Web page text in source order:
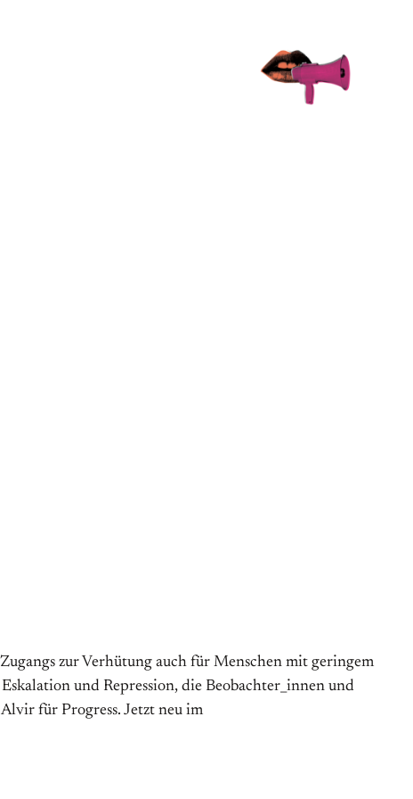
zur Verhütung auch für Menschen mit geringem
und Repression, die Beobachter_innen und
für Progress. Jetzt neu im